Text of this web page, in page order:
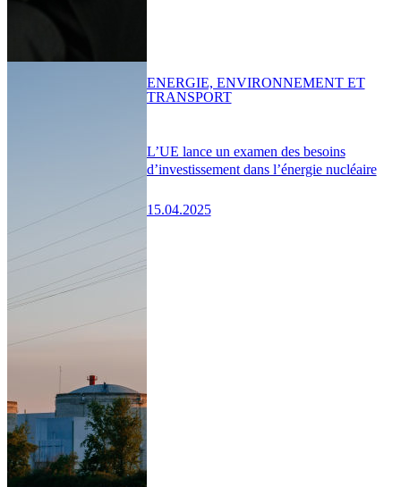
L’UE lance un examen des besoins
d’investissement dans l’énergie nucléaire
15.04.2025
ENERGIE, ENVIRONNEMENT ET
TRANSPORT